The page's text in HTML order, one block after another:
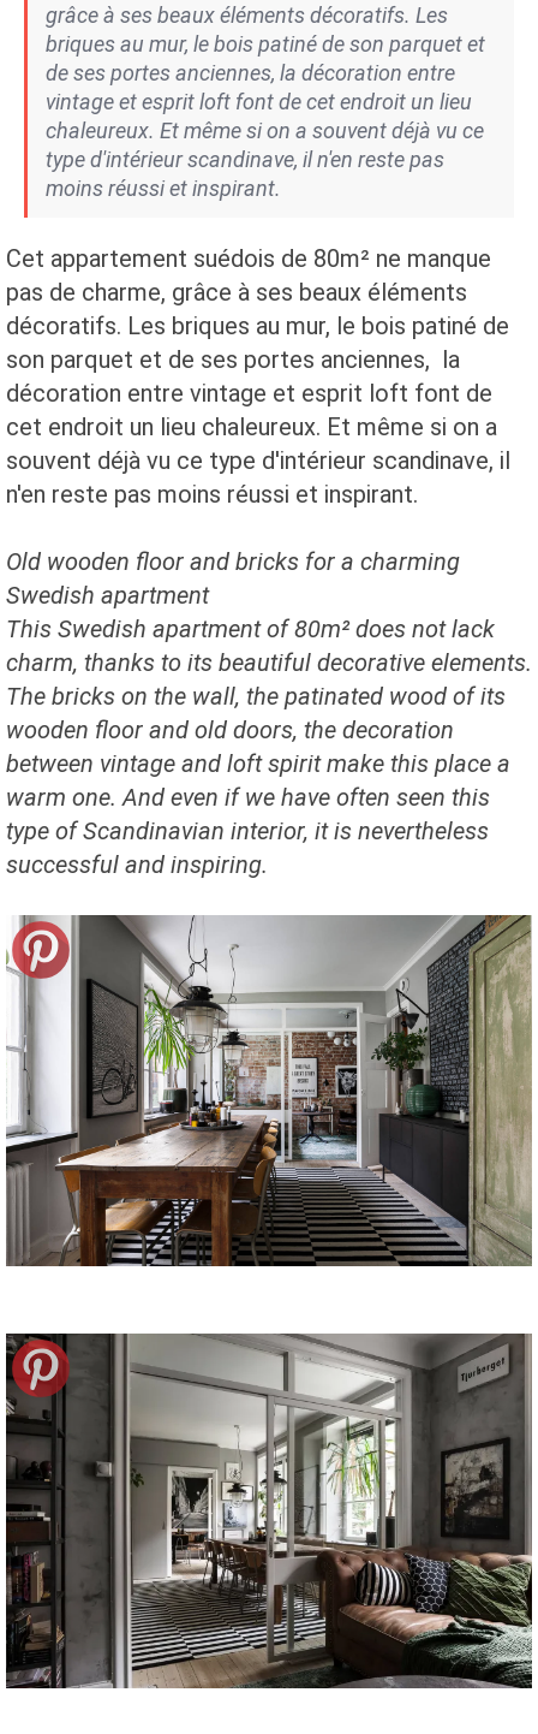
grâce à ses beaux éléments décoratifs. Les
briques au mur, le bois patiné de son parquet et
de ses portes anciennes, la décoration entre
vintage et esprit loft font de cet endroit un lieu
chaleureux. Et même si on a souvent déjà vu ce
type d'intérieur scandinave, il n'en reste pas
moins réussi et inspirant.
Cet appartement suédois de 80m² ne manque
pas de charme, grâce à ses beaux éléments
décoratifs. Les briques au mur, le bois patiné de
son parquet et de ses portes anciennes, la
décoration entre vintage et esprit loft font de
cet endroit un lieu chaleureux. Et même si on a
souvent déjà vu ce type d'intérieur scandinave, il
n'en reste pas moins réussi et inspirant.
Old wooden floor and bricks for a charming
Swedish apartment
This Swedish apartment of 80m² does not lack
charm, thanks to its beautiful decorative elements.
The bricks on the wall, the patinated wood of its
wooden floor and old doors, the decoration
between vintage and loft spirit make this place a
warm one. And even if we have often seen this
type of Scandinavian interior, it is nevertheless
successful and inspiring.